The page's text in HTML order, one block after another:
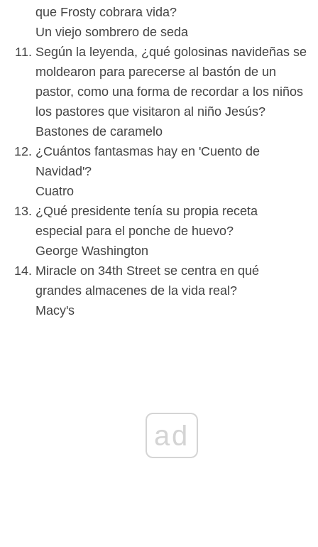
que Frosty cobrara vida?
Un viejo sombrero de seda
Según la leyenda, ¿qué golosinas navideñas se
moldearon para parecerse al bastón de un
pastor, como una forma de recordar a los niños
los pastores que visitaron al niño Jesús?
Bastones de caramelo
¿Cuántos fantasmas hay en 'Cuento de
Navidad'?
Cuatro
¿Qué presidente tenía su propia receta
especial para el ponche de huevo?
George Washington
Miracle on 34th Street se centra en qué
grandes almacenes de la vida real?
Macy's
ad